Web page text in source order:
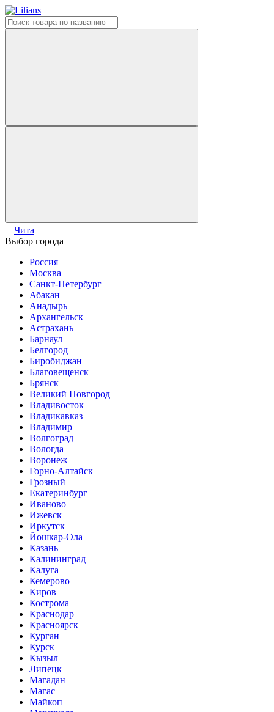
Чита
Выбор города
Россия
Москва
Санкт-Петербург
Абакан
Анадырь
Архангельск
Астрахань
Барнаул
Белгород
Биробиджан
Благовещенск
Брянск
Великий Новгород
Владивосток
Владикавказ
Владимир
Волгоград
Вологда
Воронеж
Горно-Алтайск
Грозный
Екатеринбург
Иваново
Ижевск
Иркутск
Йошкар-Ола
Казань
Калининград
Калуга
Кемерово
Киров
Кострома
Краснодар
Красноярск
Курган
Курск
Кызыл
Липецк
Магадан
Магас
Майкоп